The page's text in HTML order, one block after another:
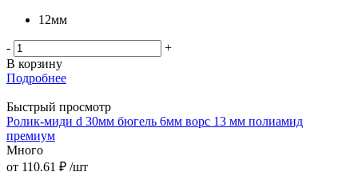
12мм
-
+
В корзину
Подробнее
Быстрый просмотр
Ролик-миди d 30мм бюгель 6мм ворс 13 мм полиамид
премиум
Много
от 110.61 ₽ /шт